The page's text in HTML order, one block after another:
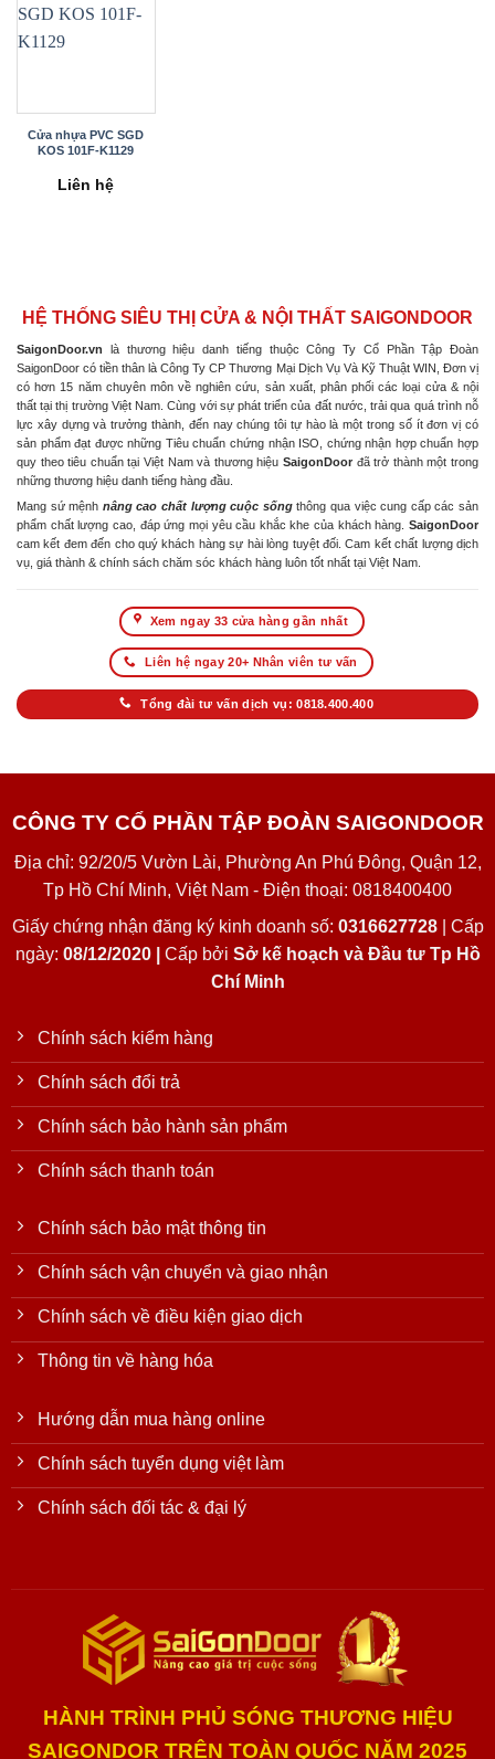
Cửa nhựa PVC SGD
KOS 101F-K1129
Liên hệ
HỆ THỐNG SIÊU THỊ CỬA & NỘI THẤT SAIGONDOOR
SaigonDoor.vn là thương hiệu danh tiếng thuộc Công Ty Cổ Phần Tập Đoàn
SaigonDoor có tiền thân là Công Ty CP Thương Mại Dịch Vụ Và Kỹ Thuật WIN, Đơn vị
có hơn 15 năm chuyên môn về nghiên cứu, sản xuất, phân phối các loại cửa & nội
thất tại thị trường Việt Nam. Cùng với sự phát triển của đất nước, trải qua quá trình nỗ
lực xây dựng và trưởng thành, đến nay chúng tôi tự hào là một trong số ít đơn vị có
sản phẩm đạt được những Tiêu chuẩn chứng nhận ISO, chứng nhận hợp chuẩn hợp
quy theo tiêu chuẩn tại Việt Nam và thương hiệu SaigonDoor đã trở thành một trong
những thương hiệu danh tiếng hàng đầu.
Mang sứ mệnh nâng cao chất lượng cuộc sốngthông qua việc cung cấp các sản
phẩm chất lượng cao, đáp ứng mọi yêu cầu khắc khe của khách hàng. SaigonDoor
cam kết đem đến cho quý khách hàng sự hài lòng tuyệt đối. Cam kết chất lượng dịch
vụ, giá thành & chính sách chăm sóc khách hàng luôn tốt nhất tại Việt Nam.
Xem ngay 33 cửa hàng gần nhất
Liên hệ ngay 20+ Nhân viên tư vấn
Tổng đài tư vấn dịch vụ: 0818.400.400
CÔNG TY CỔ PHẦN TẬP ĐOÀN SAIGONDOOR
Địa chỉ: 92/20/5 Vườn Lài, Phường An Phú Đông, Quận 12,
Tp Hồ Chí Minh, Việt Nam - Điện thoại: 0818400400
Giấy chứng nhận đăng ký kinh doanh số: 0316627728| Cấp
ngày: 08/12/2020 | Cấp bởi Sở kế hoạch và Đầu tư Tp Hồ
Chí Minh
Chính sách kiểm hàng
Chính sách đổi trả
Chính sách bảo hành sản phẩm
Chính sách thanh toán
Chính sách bảo mật thông tin
Chính sách vận chuyển và giao nhận
Chính sách về điều kiện giao dịch
Thông tin về hàng hóa
Hướng dẫn mua hàng online
Chính sách tuyển dụng việt làm
Chính sách đối tác & đại lý
HÀNH TRÌNH PHỦ SÓNG THƯƠNG HIỆU
SAIGONDOR TRÊN TOÀN QUỐC NĂM 2025